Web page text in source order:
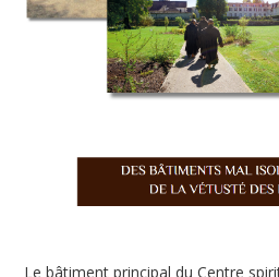
Le bâtiment principal du Centre